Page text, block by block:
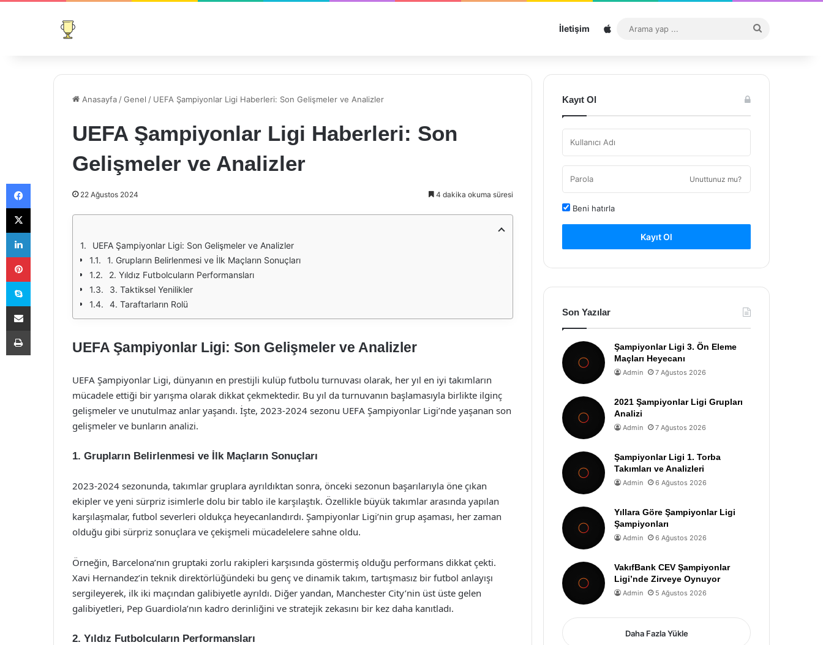
İletişim Sitemap
...
Anasayfa /Genel / UEFA Şampiyonlar Ligi Haberleri: Son Gelişmeler ve Analizler
UEFA Şampiyonlar Ligi Haberleri: Son
Gelişmeler ve Analizler
22 Ağustos 2024 4 dakika okuma süresi
UEFA Şampiyonlar Ligi: Son Gelişmeler ve Analizler
1. Grupların Belirlenmesi ve İlk Maçların Sonuçları
2. Yıldız Futbolcuların Performansları
3. Taktiksel Yenilikler
4. Taraftarların Rolü
UEFA Şampiyonlar Ligi: Son Gelişmeler ve Analizler
UEFA Şampiyonlar Ligi, dünyanın en prestijli kulüp futbolu turnuvası olarak, her yıl en iyi takımların
mücadele ettiği bir yarışma olarak dikkat çekmektedir. Bu yıl da turnuvanın başlamasıyla birlikte ilginç
gelişmeler ve unutulmaz anlar yaşandı. İşte, 2023-2024 sezonu UEFA Şampiyonlar Ligi’nde yaşanan son
gelişmeler ve bunların analizi.
1. Grupların Belirlenmesi ve İlk Maçların Sonuçları
2023-2024 sezonunda, takımlar gruplara ayrıldıktan sonra, önceki sezonun başarılarıyla öne çıkan
ekipler ve yeni sürpriz isimlerle dolu bir tablo ile karşılaştık. Özellikle büyük takımlar arasında yapılan
karşılaşmalar, futbol severleri oldukça heyecanlandırdı. Şampiyonlar Ligi’nin grup aşaması, her zaman
olduğu gibi sürpriz sonuçlara ve çekişmeli mücadelelere sahne oldu.
Örneğin, Barcelona’nın gruptaki zorlu rakipleri karşısında göstermiş olduğu performans dikkat çekti.
Xavi Hernandez’in teknik direktörlüğündeki bu genç ve dinamik takım, tartışmasız bir futbol anlayışı
sergileyerek, ilk iki maçından galibiyetle ayrıldı. Diğer yandan, Manchester City’nin üst üste gelen
galibiyetleri, Pep Guardiola’nın kadro derinliğini ve stratejik zekasını bir kez daha kanıtladı.
2. Yıldız Futbolcuların Performansları
Kayıt Ol
Unuttunuz mu?
Beni hatırla
Kayıt Ol
Son Yazılar
Şampiyonlar Ligi 3. Ön Eleme
Maçları Heyecanı
Admin 7 Ağustos 2026
2021 Şampiyonlar Ligi Grupları
Analizi
Admin 7 Ağustos 2026
Şampiyonlar Ligi 1. Torba
Takımları ve Analizleri
Admin 6 Ağustos 2026
Yıllara Göre Şampiyonlar Ligi
Şampiyonları
Admin 6 Ağustos 2026
VakıfBank CEV Şampiyonlar
Ligi’nde Zirveye Oynuyor
Admin 5 Ağustos 2026
Daha Fazla Yükle
Facebook
X
LinkedIn
Pinterest
Skype
E-Posta ile paylaş